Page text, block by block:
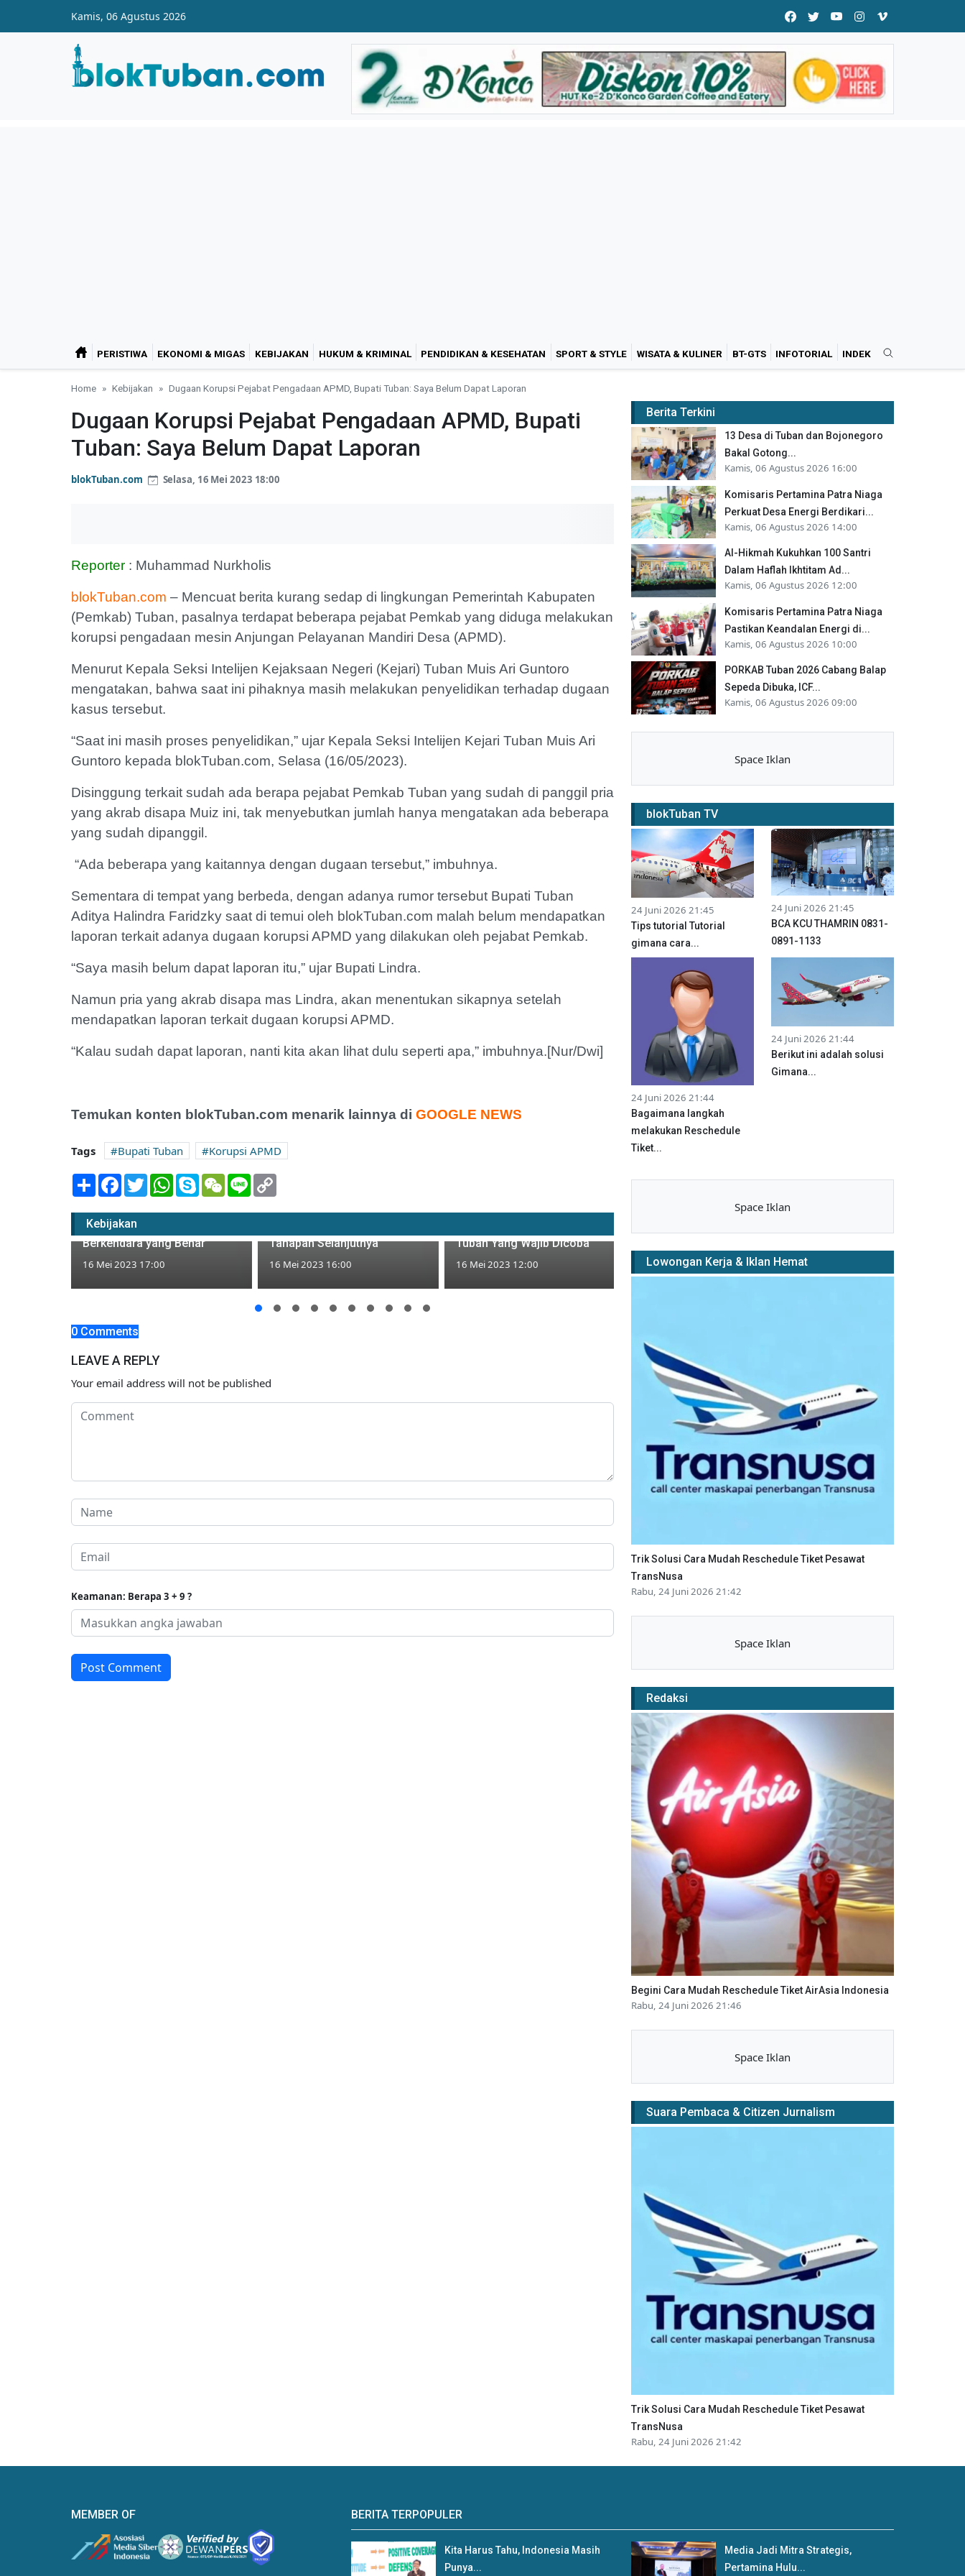
Kamis, 06 Agustus 2026
PERISTIWA EKONOMI & MIGAS KEBIJAKAN HUKUM & KRIMINAL PENDIDIKAN & KESEHATAN SPORT & STYLE WISATA & KULINER BT-GTS INFOTORIAL INDEK
Home Kebijakan Dugaan Korupsi Pejabat Pengadaan APMD, Bupati Tuban: Saya Belum Dapat Laporan
Dugaan Korupsi Pejabat Pengadaan APMD, Bupati
Tuban: Saya Belum Dapat Laporan
blokTuban.com Selasa, 16 Mei 2023 18:00
Reporter : Muhammad Nurkholis
blokTuban.com – Mencuat berita kurang sedap di lingkungan Pemerintah Kabupaten
(Pemkab) Tuban, pasalnya terdapat beberapa pejabat Pemkab yang diduga melakukan
korupsi pengadaan mesin Anjungan Pelayanan Mandiri Desa (APMD).
Menurut Kepala Seksi Intelijen Kejaksaan Negeri (Kejari) Tuban Muis Ari Guntoro
mengatakan, bahwa saat ini pihaknya masih melakukan penyelidikan terhadap dugaan
kasus tersebut.
“Saat ini masih proses penyelidikan,” ujar Kepala Seksi Intelijen Kejari Tuban Muis Ari
Guntoro kepada blokTuban.com, Selasa (16/05/2023).
Disinggung terkait sudah ada berapa pejabat Pemkab Tuban yang sudah di panggil pria
yang akrab disapa Muiz ini, tak menyebutkan jumlah hanya mengatakan ada beberapa
yang sudah dipanggil.
“Ada beberapa yang kaitannya dengan dugaan tersebut,” imbuhnya.
Sementara di tempat yang berbeda, dengan adanya rumor tersebut Bupati Tuban
Aditya Halindra Faridzky saat di temui oleh blokTuban.com malah belum mendapatkan
laporan terkait adanya dugaan korupsi APMD yang dilakukan oleh pejabat Pemkab.
“Saya masih belum dapat laporan itu,” ujar Bupati Lindra.
Namun pria yang akrab disapa mas Lindra, akan menentukan sikapnya setelah
mendapatkan laporan terkait dugaan korupsi APMD.
“Kalau sudah dapat laporan, nanti kita akan lihat dulu seperti apa,” imbuhnya.[Nur/Dwi]
Temukan konten blokTuban.com menarik lainnya di GOOGLE NEWS
Tags Bupati Tuban
Korupsi APMD
Share Facebook
TwitterWhatsApp
SkypeWeChatLine
Kebijakan
Wakil Ketua DPRD Tuban
Polisi: Akan Diajak Sosialisasi
Berkendara yang Benar
16 Mei 2023 17:00
Tahapan Selanjutnya
16 Mei 2023 16:00
Tuban Yang Wajib Dicoba
16 Mei 2023 12:00
0 Comments
LEAVE A REPLY
Your email address will not be published
Keamanan: Berapa 3 + 9 ?
Post Comment
Berita Terkini
13 Desa di Tuban dan Bojonegoro
Bakal Gotong...
Kamis, 06 Agustus 2026 16:00
Komisaris Pertamina Patra Niaga
Perkuat Desa Energi Berdikari...
Kamis, 06 Agustus 2026 14:00
Al-Hikmah Kukuhkan 100 Santri
Dalam Haflah Ikhtitam Ad...
Kamis, 06 Agustus 2026 12:00
Komisaris Pertamina Patra Niaga
Pastikan Keandalan Energi di...
Kamis, 06 Agustus 2026 10:00
PORKAB Tuban 2026 Cabang Balap
Sepeda Dibuka, ICF...
Kamis, 06 Agustus 2026 09:00
Space Iklan
blokTuban TV
24 Juni 2026 21:45
Tips tutorial Tutorial
gimana cara...
24 Juni 2026 21:45
BCA KCU THAMRIN 0831-
0891-1133
24 Juni 2026 21:44
Bagaimana langkah
melakukan Reschedule
Tiket...
24 Juni 2026 21:44
Berikut ini adalah solusi
Gimana...
Space Iklan
Lowongan Kerja & Iklan Hemat
Trik Solusi Cara Mudah Reschedule Tiket Pesawat
TransNusa
Rabu, 24 Juni 2026 21:42
Space Iklan
Redaksi
Begini Cara Mudah Reschedule Tiket AirAsia Indonesia
Rabu, 24 Juni 2026 21:46
Space Iklan
Suara Pembaca & Citizen Jurnalism
Trik Solusi Cara Mudah Reschedule Tiket Pesawat
TransNusa
Rabu, 24 Juni 2026 21:42
MEMBER OF BERITA TERPOPULER
Kita Harus Tahu, Indonesia Masih
Punya...
Media Jadi Mitra Strategis,
Pertamina Hulu...